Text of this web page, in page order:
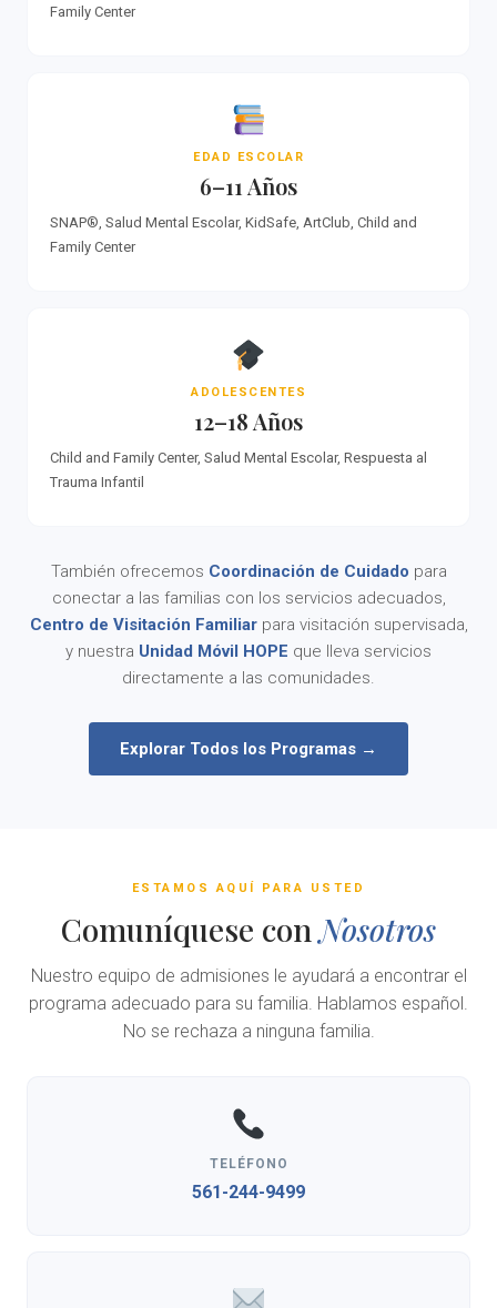
Family Center
EDAD ESCOLAR
6–11 Años
SNAP®, Salud Mental Escolar, KidSafe, ArtClub, Child and
Family Center
ADOLESCENTES
12–18 Años
Child and Family Center, Salud Mental Escolar, Respuesta al
Trauma Infantil
También ofrecemos Coordinación de Cuidado para
conectar a las familias con los servicios adecuados,
Centro de Visitación Familiarpara visitación supervisada,
y nuestra Unidad Móvil HOPE que lleva servicios
directamente a las comunidades.
Explorar Todos los Programas →
ESTAMOS AQUÍ PARA USTED
Comuníquese conNosotros
Nuestro equipo de admisiones le ayudará a encontrar el
programa adecuado para su familia. Hablamos español.
No se rechaza a ninguna familia.
TELÉFONO
561-244-9499